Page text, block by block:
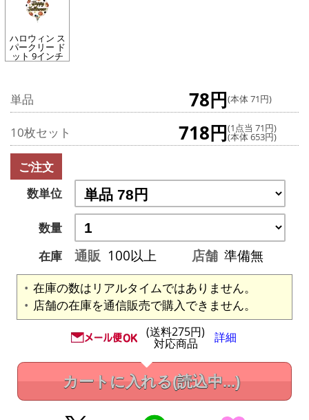
ハロウィン ス
パークリー ド
ット 9インチ
単品 78円(本体 71円)
10枚セット 718円(1点当 71円)
(本体 653円)
ご注文
数単位
数量
在庫
通販 100以上 店舗 準備無
在庫の数はリアルタイムではありません。
店舗の在庫を通信販売で購入できません。
(送料275円)
対応商品 詳細
カートに入れる(読込中...)